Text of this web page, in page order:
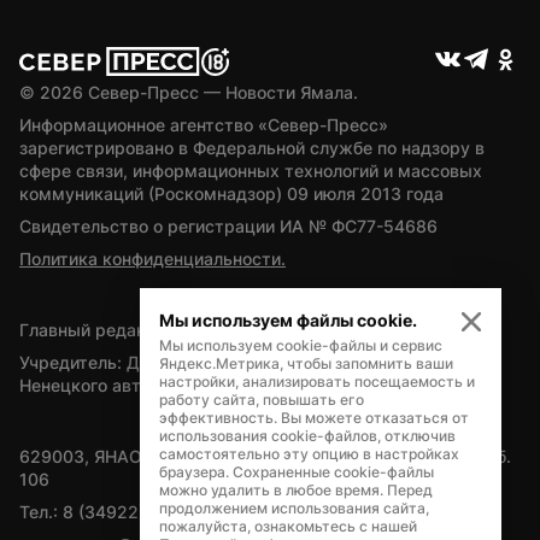
© 2026 Север-Пресс — Новости Ямала.
Информационное агентство «Север-Пресс»
зарегистрировано в Федеральной службе по надзору в
сфере связи, информационных технологий и массовых
коммуникаций (Роскомнадзор) 09 июля 2013 года
Свидетельство о регистрации ИА № ФС77-54686
Политика конфиденциальности.
Главный редактор — А.Л. Поздеев
Учредитель: Департамент внутренней политики Ямало-
Ненецкого автономного округа
629003, ЯНАО, Салехард, мкр. Богдана Кнунянца, д.1, каб.
106
Тел.: 8 (34922) 71262
Мы используем файлы cookie.
Мы используем cookie-файлы и сервис
Яндекс.Метрика, чтобы запомнить ваши
настройки, анализировать посещаемость и
работу сайта, повышать его
эффективность. Вы можете отказаться от
использования cookie-файлов, отключив
самостоятельно эту опцию в настройках
браузера. Сохраненные cookie-файлы
можно удалить в любое время. Перед
продолжением использования сайта,
пожалуйста, ознакомьтесь с нашей